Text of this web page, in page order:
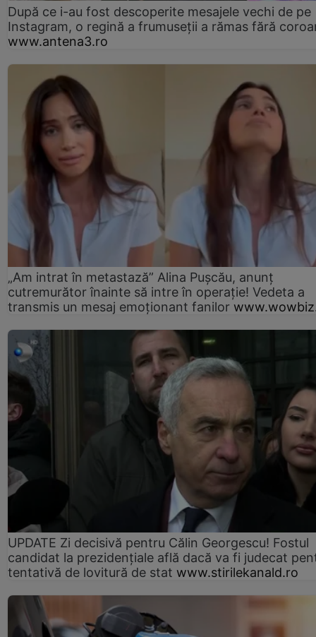
După ce i-au fost descoperite mesajele vechi de pe
Instagram, o regină a frumuseții a rămas fără
www.antena3.ro
„Am intrat în metastază” Alina Pușcău, anunț
cutremurător înainte să intre în operație! Vedeta a
transmis un mesaj emoționant fanilor
UPDATE Zi decisivă pentru Călin Georgescu! Fostul
candidat la prezidențiale află dacă va fi judecat
tentativă de lovitură de stat www.stirilekanald.ro